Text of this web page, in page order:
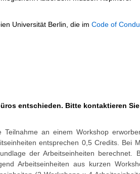
Universität Berlin, die im Code of
entschieden. Bitte kontaktieren Sie
an einem Workshop
entsprechen 0,5 Credits. Bei
der Arbeitseinheiten berechnet.
Arbeitseinheiten aus kurzen